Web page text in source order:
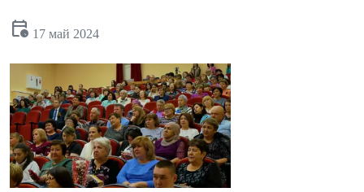
calendar_clock 17 май 2024